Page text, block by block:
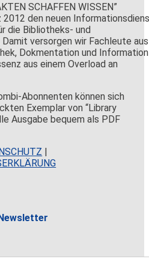
SCHAFFEN WISSEN”
den neuen
die Bibliotheks- und
versorgen wir Fachleute aus
Dokmentation und Information
aus einem Overload an
Abonnenten können sich
Exemplar von “Library
Ausgabe bequem als PDF
|